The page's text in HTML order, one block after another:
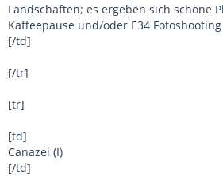
Landschaften; es ergeben sich schöne
Kaffeepause und/oder E34 Fotoshooting
[/td]
[/tr]
[tr]
[td]
Canazei (I)
[/td]